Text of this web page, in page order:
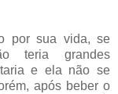
por sua vida, se
teria grandes
e ela não se
após beber o